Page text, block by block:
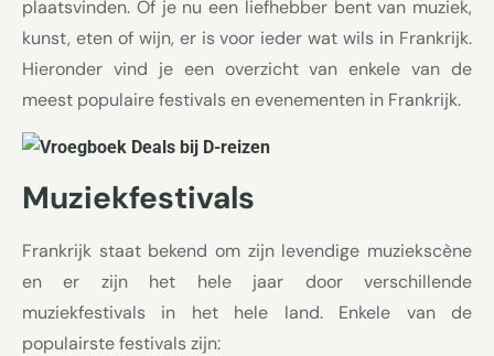
plaatsvinden. Of je nu een liefhebber bent van muziek,
kunst, eten of wijn, er is voor ieder wat wils in Frankrijk.
Hieronder vind je een overzicht van enkele van de
meest populaire festivals en evenementen in Frankrijk.
Muziekfestivals
Frankrijk staat bekend om zijn levendige muziekscène
en er zijn het hele jaar door verschillende
muziekfestivals in het hele land. Enkele van de
populairste festivals zijn: